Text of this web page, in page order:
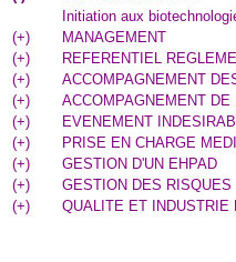
Initiation aux
(+)
MANAGEMENT
(+)
REFERENTIEL
(+)
ACCOMPAGNEMENT
(+)
ACCOMPAGNEMENT DE
(+)
EVENEMENT
(+)
PRISE EN CHARGE
(+)
GESTION D'UN EHPAD
(+)
GESTION DES RISQUES
(+) QUALITE ET INDUSTRIE